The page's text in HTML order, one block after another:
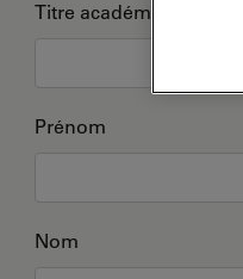
Titre académique
Prénom
Nom